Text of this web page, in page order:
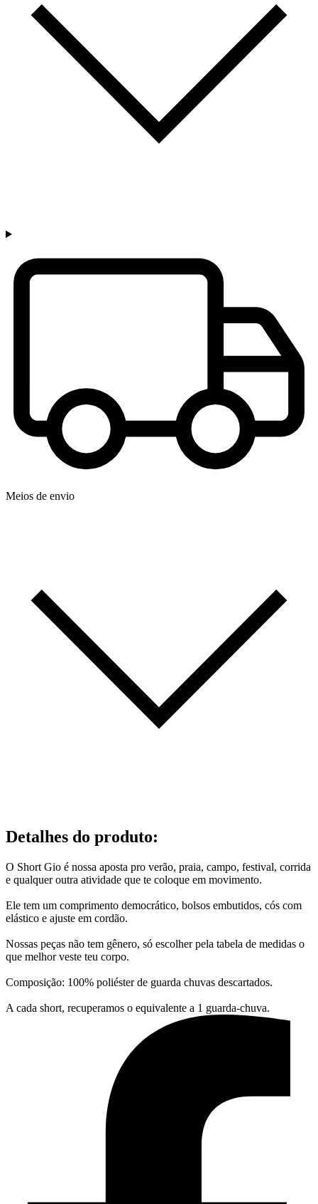
Meios de envio
Detalhes do produto:
O Short Gio é nossa aposta pro verão, praia, campo, festival, corrida
e qualquer outra atividade que te coloque em movimento.
Ele tem um comprimento democrático, bolsos embutidos, cós com
elástico e ajuste em cordão.
Nossas peças não tem gênero, só escolher pela tabela de medidas o
que melhor veste teu corpo.
Composição: 100% poliéster de guarda chuvas descartados.
A cada short, recuperamos o equivalente a 1 guarda-chuva.